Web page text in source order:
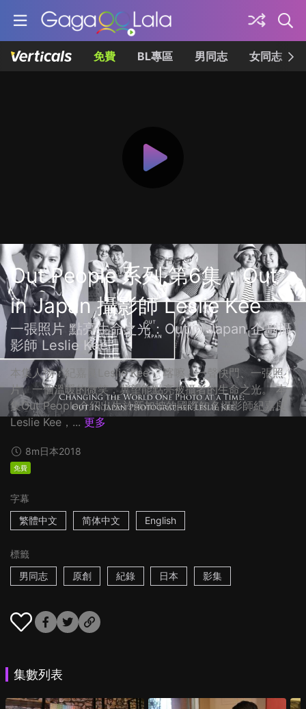
免費 BL專區 男同志 女同志
Out People 系列 第6集：Out
in Japan 攝影師 Leslie Kee
一張照片 點亮生命之光：Out in Japan 企劃攝
影師 Leslie Kee
本集人物：紀嘉良Leslie Kee 「喀嚓」一聲快門、一張照
片、一個溫暖的微笑，冀望能點亮被攝者的生命之光。 本
集Out People介紹出生於新加坡的國際知名攝影師紀嘉良
Leslie Kee，... 更多
8m日本2018
免費
字幕
繁體中文
简体中文 English
標籤
男同志
原創 紀錄 日本 影集
集數列表